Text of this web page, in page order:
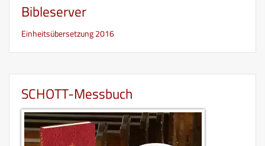
Bibleserver
Einheitsübersetzung 2016
SCHOTT-Messbuch